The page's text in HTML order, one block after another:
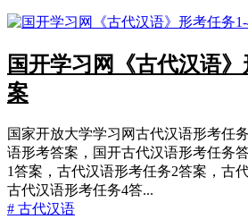
国开学习网《古代汉语
案
国家开放大学学习网古代汉语形考任
语形考答案，国开古代汉语形考任务
1答案，古代汉语形考任务2答案，古
古代汉语形考任务4答...
# 古代汉语